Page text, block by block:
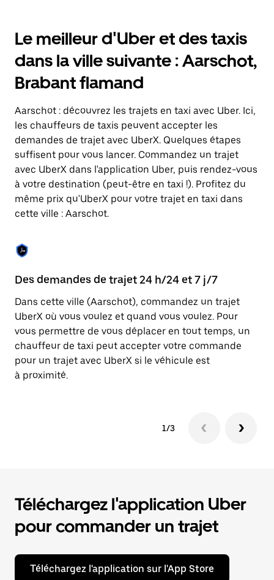
bas
pour
ouvrir
le
calendrier
et
une
date.
Appuyez
sur
la
touche
Échap
pour
fermer
le
Le meilleur d'Uber et des taxis
dans la ville suivante : Aarschot,
Brabant flamand
Aarschot : découvrez les trajets en taxi avec Uber. Ici,
les chauffeurs de taxis peuvent accepter les
demandes de trajet avec UberX. Quelques étapes
suffisent pour vous lancer. Commandez un trajet
avec UberX dans l'application Uber, puis rendez-vous
à votre destination (peut-être en taxi !). Profitez du
même prix qu'UberX pour votre trajet en taxi dans
cette ville : Aarschot.
Des demandes de trajet 24 h/24 et 7 j/7
Dans cette ville (Aarschot), commandez un trajet
UberX où vous voulez et quand vous voulez. Pour
vous permettre de vous déplacer en tout temps, un
chauffeur de taxi peut accepter votre commande
pour un trajet avec UberX si le véhicule est
à proximité.
1/3
Téléchargez l'application Uber
pour commander un trajet
Téléchargez l'application sur l'App Store